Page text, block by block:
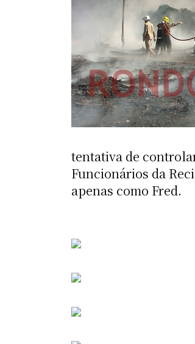
tentativa de
Funcionários da
apenas como Fred.